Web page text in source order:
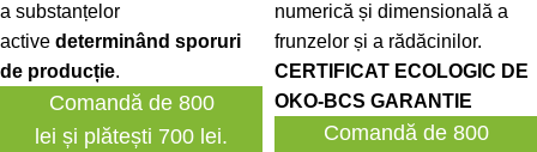
a substanțelor
active determinând sporuri
de producție.
Comandă de 800
lei și plătești 700 lei.
numerică și dimensională a
frunzelor și a rădăcinilor.
CERTIFICAT ECOLOGIC DE
OKO-BCS GARANTIE
Comandă de 800